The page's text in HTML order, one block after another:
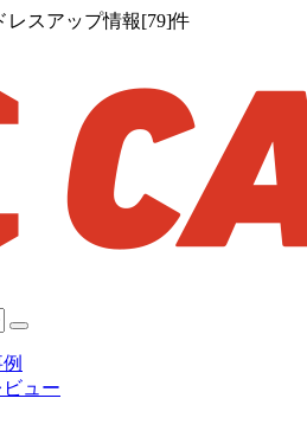
レスアップ情報[79]件
ュー